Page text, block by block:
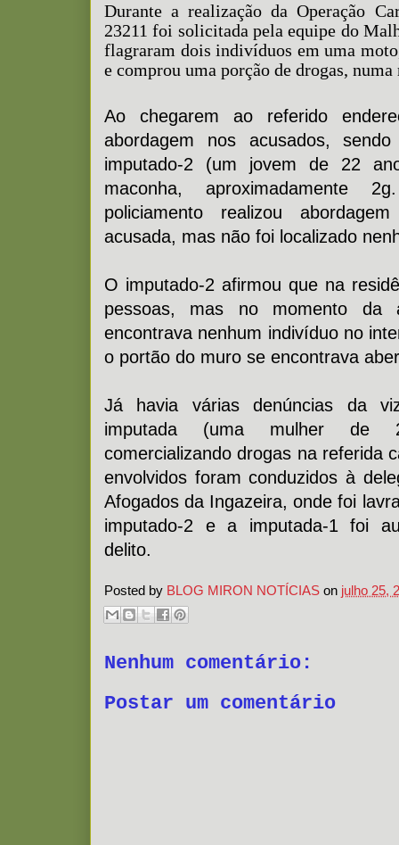
Durante a realização da Operação
23211 foi solicitada pela equipe do
flagraram dois indivíduos em uma
e comprou uma porção de drogas,
Ao chegarem ao referido
abordagem nos acusados,
imputado-2 (um jovem de 22
maconha, aproximadamente
policiamento realizou
acusada, mas não foi localizado
O imputado-2 afirmou que na
pessoas, mas no momento da
encontrava nenhum indivíduo no
o portão do muro se encontrava
Já havia várias denúncias da
imputada (uma mulher de
comercializando drogas na referida
envolvidos foram conduzidos à
Afogados da Ingazeira, onde foi
imputado-2 e a imputada-1 foi
delito.
Posted by BLOG MIRON NOTÍCIAS on julho 25,
Nenhum comentário:
Postar um comentário